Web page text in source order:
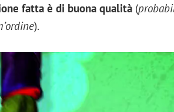
fatta è di buona qualità (
).
Video
Player